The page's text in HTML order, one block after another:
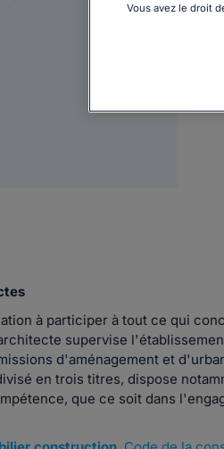
à participer à tout ce qui
supervise
d'aménagement et
en trois titres, dispose
que ce soit dans
Vous avez le droit